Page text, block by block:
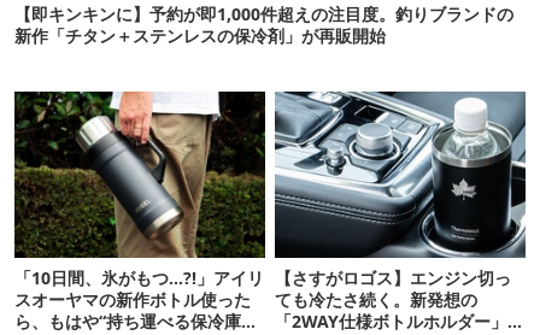
【即キンキンに】予約が即1,000件超えの注目度。釣りブランドの
新作「チタン＋ステンレスの保冷剤」が再販開始
「10日間、氷がもつ…?!」アイリ
スオーヤマの新作ボトル使った
ら、もはや“持ち運べる保冷庫
【さすがロゴス】エンジン切っ
ても冷たさ続く。新発想の
「2WAY仕様ボトルホルダー」が